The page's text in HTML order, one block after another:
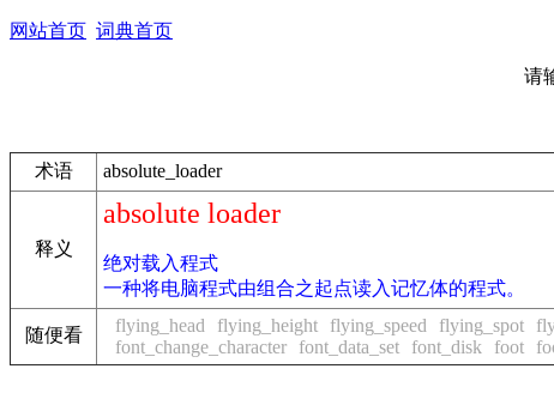
网站首页 词典首页
请
术语 absolute_loader
释义
absolute loader
绝对载入程式
一种将电脑程式由组合之起点读入记忆体的程式。
随便看 flying_head flying_height flying_speed flying_spot
font_change_character
font_data_set font_disk foot